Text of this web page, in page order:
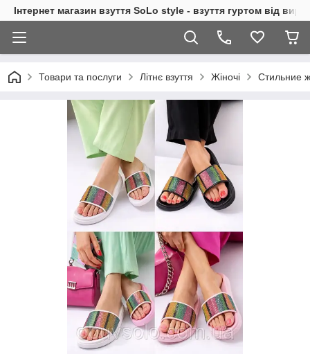
Інтернет магазин взуття SoLo style - взуття гуртом від
Товари та послуги Літнє взуття Жіночі Стильние